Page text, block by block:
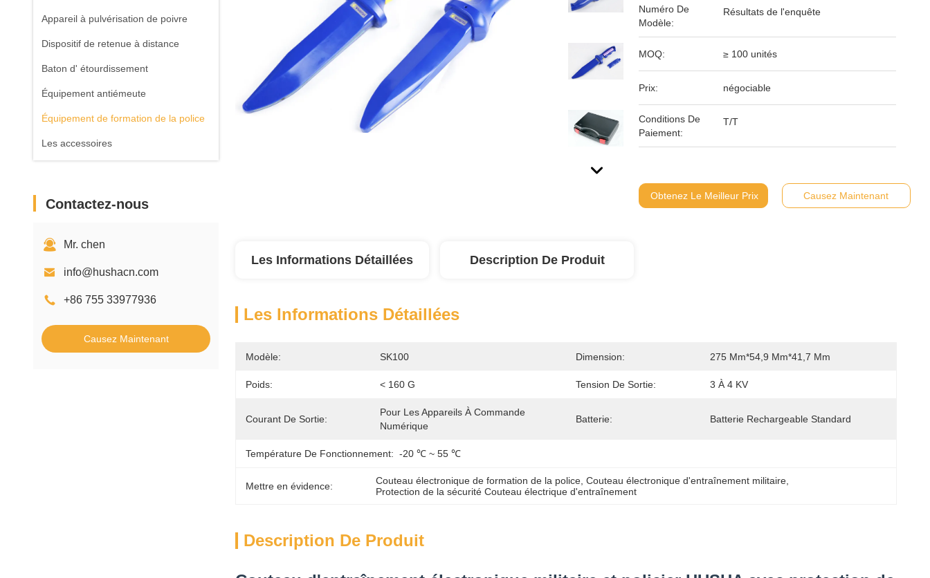
Appareil à pulvérisation de poivre
Dispositif de retenue à distance
Baton d' étourdissement
Équipement antiémeute
Équipement de formation de la police
Les accessoires
Contactez-nous
Mr. chen
info@hushacn.com
+86 755 33977936
Causez Maintenant
Numéro De
Modèle:
Résultats de l'enquête
MOQ: ≥ 100 unités
Prix: négociable
Conditions De
Paiement:
T/T
Obtenez Le Meilleur Prix Causez Maintenant
Les Informations Détaillées Description De Produit
Les Informations Détaillées
Modèle: SK100 Dimension: 275 Mm*54,9 Mm*41,7 Mm
Poids: < 160 G Tension De Sortie: 3 À 4 KV
Courant De Sortie:
Pour Les Appareils À Commande
Numérique
Batterie: Batterie Rechargeable Standard
Température De Fonctionnement: -20 ℃ ~ 55 ℃
Mettre en évidence: Couteau électronique de formation de la police , Couteau électronique d'entraînement militaire
Protection de la sécurité Couteau électrique d'entraînement
Description De Produit